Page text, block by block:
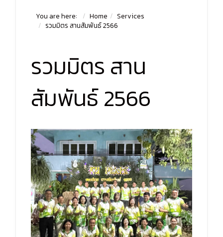
You are here: Home
Services
รวมมิตร สานสัมพันธ์ 2566
รวมมิตร สาน
สัมพันธ์ 2566